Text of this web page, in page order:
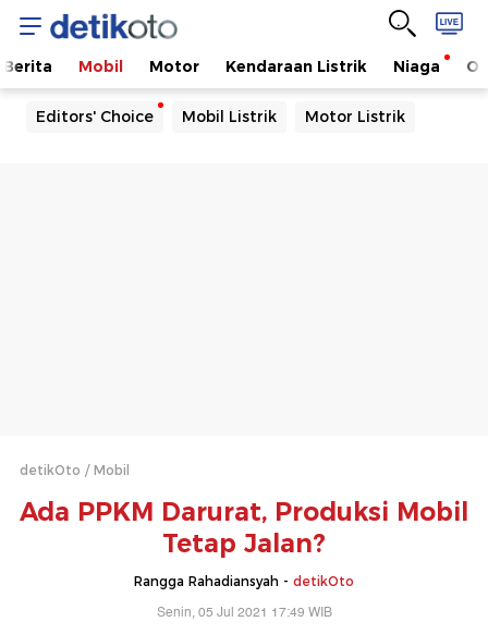
Berita Mobil Motor Kendaraan Listrik Niaga
Editors' Choice Mobil Listrik Motor Listrik
detikOto Mobil
Ada PPKM Darurat, Produksi Mobil
Tetap Jalan?
Rangga Rahadiansyah - detikOto
Senin, 05 Jul 2021 17:49 WIB